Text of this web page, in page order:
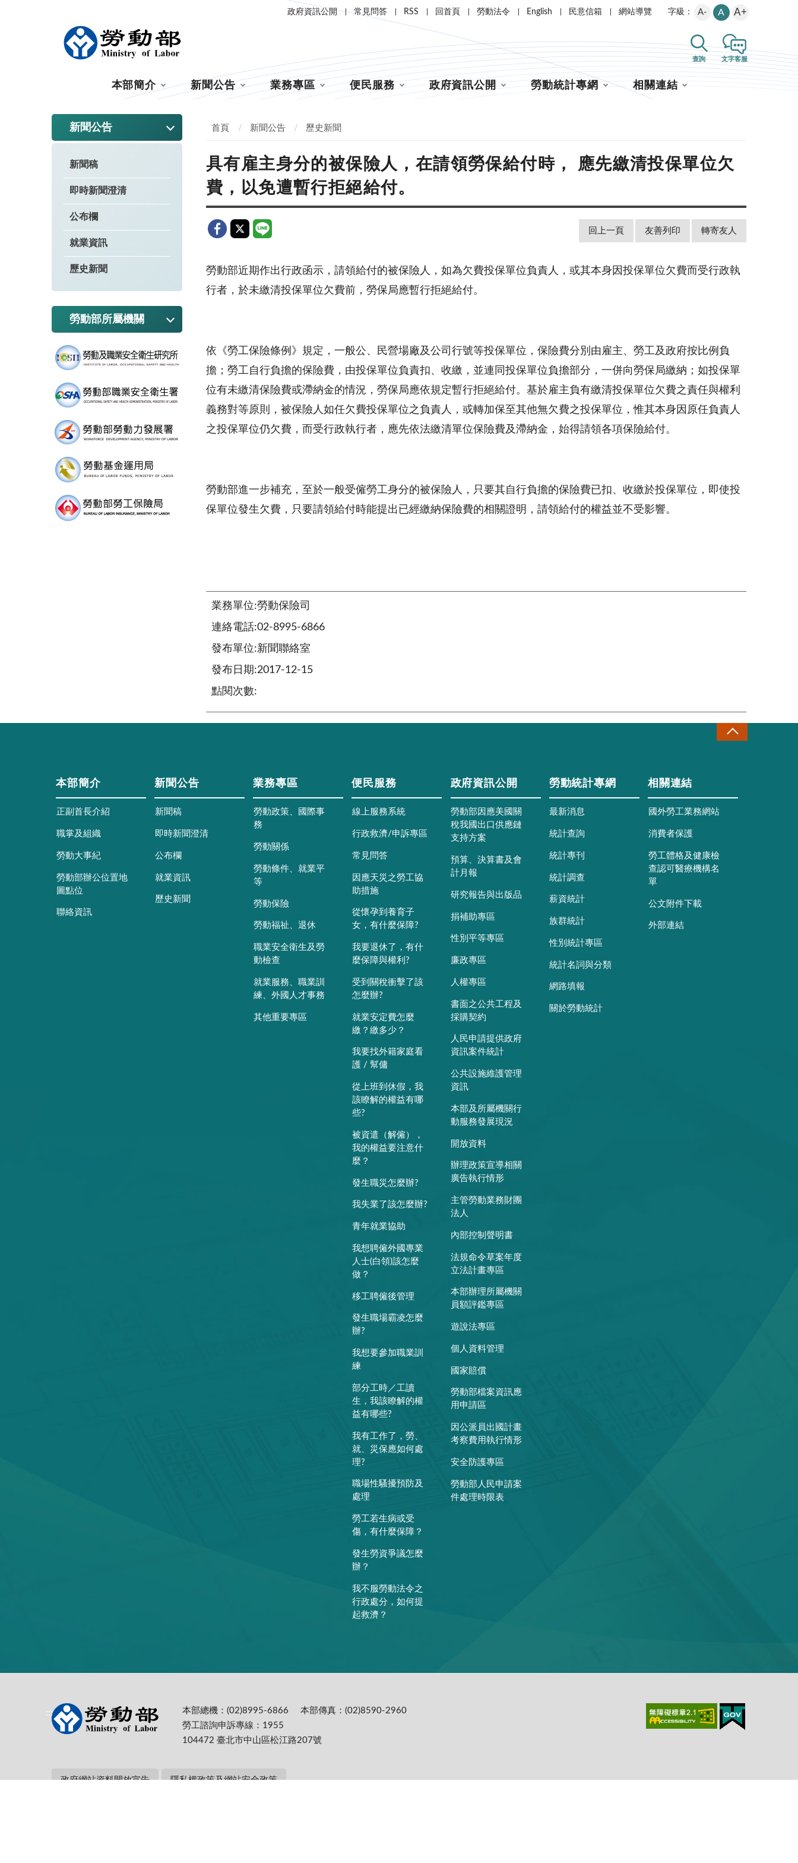
政府資訊公開 常見問答 RSS 回首頁 勞動法令 English 民意信箱 網站導覽 字級： A- A A+
查詢 文字客服
本部簡介 新聞公告 業務專區 便民服務 政府資訊公開 勞動統計專網 相關連結
新聞公告
新聞稿
即時新聞澄清
公布欄
就業資訊
歷史新聞
勞動部所屬機關
首頁 新聞公告 歷史新聞
具有雇主身分的被保險人，在請領勞保給付時， 應先繳清投保單位欠
費，以免遭暫行拒絕給付。
回上一頁 友善列印 轉寄友人
勞動部近期作出行政函示，請領給付的被保險人，如為欠費投保單位負責人，或其本身因投保單位欠費而受行政執
行者，於未繳清投保單位欠費前，勞保局應暫行拒絕給付。
依《勞工保險條例》規定，一般公、民營場廠及公司行號等投保單位，保險費分別由雇主、勞工及政府按比例負
擔；勞工自行負擔的保險費，由投保單位負責扣、收繳，並連同投保單位負擔部分，一併向勞保局繳納；如投保單
位有未繳清保險費或滯納金的情況，勞保局應依規定暫行拒絕給付。基於雇主負有繳清投保單位欠費之責任與權利
義務對等原則，被保險人如任欠費投保單位之負責人，或轉加保至其他無欠費之投保單位，惟其本身因原任負責人
之投保單位仍欠費，而受行政執行者，應先依法繳清單位保險費及滯納金，始得請領各項保險給付。
勞動部進一步補充，至於一般受僱勞工身分的被保險人，只要其自行負擔的保險費已扣、收繳於投保單位，即使投
保單位發生欠費，只要請領給付時能提出已經繳納保險費的相關證明，請領給付的權益並不受影響。
業務單位:勞動保險司
連絡電話:02-8995-6866
發布單位:新聞聯絡室
發布日期:2017-12-15
點閱次數:
本部簡介
正副首長介紹
職掌及組織
勞動大事紀
勞動部辦公位置地
圖點位
聯絡資訊
新聞公告
新聞稿
即時新聞澄清
公布欄
就業資訊
歷史新聞
業務專區
勞動政策、國際事
務
勞動關係
勞動條件、就業平
等
勞動保險
勞動福祉、退休
職業安全衛生及勞
動檢查
就業服務、職業訓
練、外國人才事務
其他重要專區
便民服務
線上服務系統
行政救濟/申訴專區
常見問答
因應天災之勞工協
助措施
從懷孕到養育子
女，有什麼保障?
我要退休了，有什
麼保障與權利?
受到關稅衝擊了該
怎麼辦?
就業安定費怎麼
繳？繳多少？
我要找外籍家庭看
護 / 幫傭
從上班到休假，我
該瞭解的權益有哪
些?
被資遣（解僱），
我的權益要注意什
麼？
發生職災怎麼辦?
我失業了該怎麼辦?
青年就業協助
我想聘僱外國專業
人士(白領)該怎麼
做？
移工聘僱後管理
發生職場霸凌怎麼
辦?
我想要參加職業訓
練
部分工時／工讀
生，我該瞭解的權
益有哪些?
我有工作了，勞、
就、災保應如何處
理?
職場性騷擾預防及
處理
勞工若生病或受
傷，有什麼保障？
發生勞資爭議怎麼
辦？
我不服勞動法令之
行政處分，如何提
起救濟？
政府資訊公開
勞動部因應美國關
稅我國出口供應鏈
支持方案
預算、決算書及會
計月報
研究報告與出版品
捐補助專區
性別平等專區
廉政專區
人權專區
書面之公共工程及
採購契約
人民申請提供政府
資訊案件統計
公共設施維護管理
資訊
本部及所屬機關行
動服務發展現況
開放資料
辦理政策宣導相關
廣告執行情形
主管勞動業務財團
法人
內部控制聲明書
法規命令草案年度
立法計畫專區
本部辦理所屬機關
員額評鑑專區
遊說法專區
個人資料管理
國家賠償
勞動部檔案資訊應
用申請區
因公派員出國計畫
考察費用執行情形
安全防護專區
勞動部人民申請案
件處理時限表
勞動統計專網
最新消息
統計查詢
統計專刊
統計調查
薪資統計
族群統計
性別統計專區
統計名詞與分類
網路填報
關於勞動統計
相關連結
國外勞工業務網站
消費者保護
勞工體格及健康檢
查認可醫療機構名
單
公文附件下載
外部連結
::: 本部總機：(02)8995-6866
本部傳真：(02)8590-2960
勞工諮詢申訴專線：1955
104472 臺北市中山區松江路207號
政府網站資料開放宣告 隱私權政策及網站安全政策